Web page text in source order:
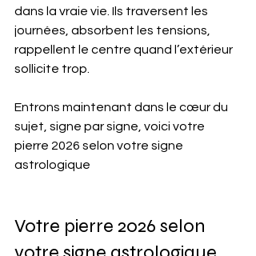
dans la vraie vie. Ils traversent les
journées, absorbent les tensions,
rappellent le centre quand l’extérieur
sollicite trop.
Entrons maintenant dans le cœur du
sujet, signe par signe, voici votre
pierre 2026 selon votre signe
astrologique
Votre pierre 2026 selon